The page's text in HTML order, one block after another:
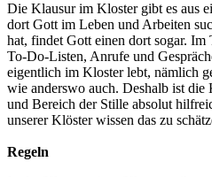
Die Klausur im Kloster gibt es aus
dort Gott im Leben und Arbeiten
hat, findet Gott einen dort sogar.
To-Do-Listen, Anrufe und
eigentlich im Kloster lebt, nämlich
wie anderswo auch. Deshalb ist die
und Bereich der Stille absolut
unserer Klöster wissen das zu
Regeln